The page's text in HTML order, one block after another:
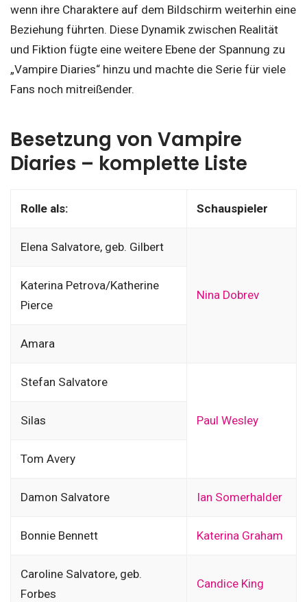
wenn ihre Charaktere auf dem Bildschirm weiterhin eine
Beziehung führten. Diese Dynamik zwischen Realität
und Fiktion fügte eine weitere Ebene der Spannung zu
„Vampire Diaries“ hinzu und machte die Serie für viele
Fans noch mitreißender.
Besetzung von Vampire
Diaries – komplette Liste
Rolle als: Schauspieler
Elena Salvatore, geb. Gilbert
Nina Dobrev
Katerina Petrova/Katherine
Pierce
Amara
Stefan Salvatore
Paul Wesley
Silas
Tom Avery
Damon Salvatore Ian Somerhalder
Bonnie Bennett Katerina Graham
Caroline Salvatore, geb.
Forbes
Candice King